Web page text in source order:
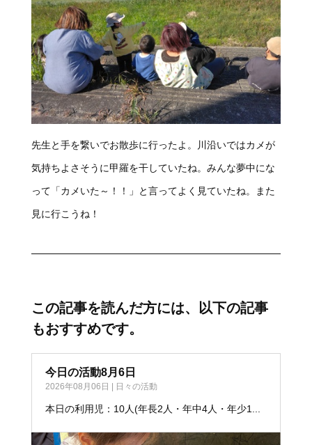
先生と手を繋いでお散歩に行ったよ。川沿いではカメが
気持ちよさそうに甲羅を干していたね。みんな夢中にな
って「カメいた～！！」と言ってよく見ていたね。また
見に行こうね！
この記事を読んだ方には、以下の記事
もおすすめです。
今日の活動8月6日
2026年08月06日 日々の活動
本日の利用児：10人(年長2人・年中4人・年少1...